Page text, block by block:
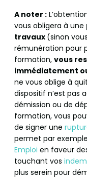
A noter :
vous obligera à une
travaux (sinon
rémunération pour
formation, vous
immédiatement
ne vous oblige à
dispositif n’est pas
démission ou de
formation, vous
de signer une
permet par
Emploi en faveur
touchant vos
plus serein pour